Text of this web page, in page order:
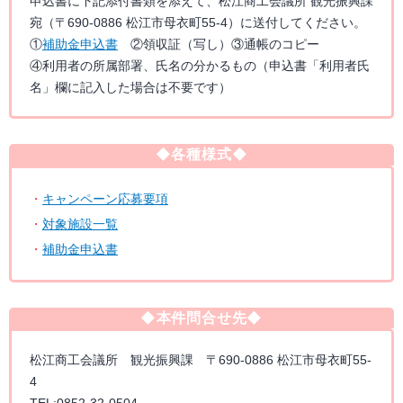
宛（〒690-0886 松江市母衣町55-4）に送付してください。
①補助金申込書 ②領収証（写し）③通帳のコピー
④利用者の所属部署、氏名の分かるもの（申込書「利用者氏
名」欄に記入した場合は不要です）
◆各種様式◆
・ キャンペーン応募要項
・ 対象施設一覧
・ 補助金申込書
◆本件問合せ先◆
松江商工会議所 観光振興課 〒690-0886 松江市母衣町55-
4